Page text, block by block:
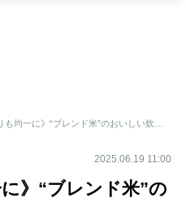
2025.06.19 11:00
》“ブレンド米”の